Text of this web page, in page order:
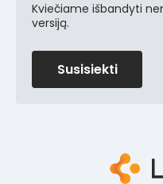
Kviečiame išbandyti
versiją.
Susisiekti